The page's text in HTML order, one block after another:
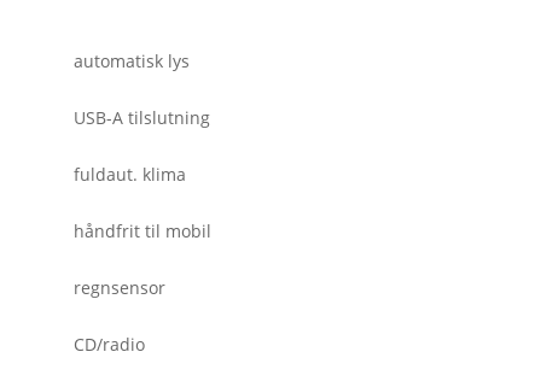
automatisk lys
USB-A tilslutning
fuldaut. klima
håndfrit til mobil
regnsensor
CD/radio